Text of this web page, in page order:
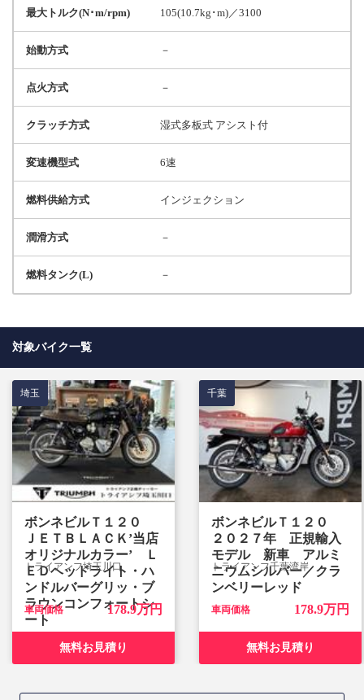
最大トルク(N･m/rpm) 105(10.7kg･m)／3100
始動方式 －
点火方式 －
クラッチ方式 湿式多板式 アシスト付
変速機型式 6速
燃料供給方式 インジェクション
潤滑方式 －
燃料タンク(L) －
対象バイク一覧
ボンネビルＴ１２０
ＪＥＴＢＬＡＣＫ’当店
オリジナルカラー’ Ｌ
ＥＤヘッドライト・ハ
ンドルバーグリッ・ブ
ラウンコンフォートシ
ート
トライアンフ埼玉川口
埼玉
車両価格 178.9万円
無料お見積り
ボンネビルＴ１２０
２０２７年 正規輸入
モデル 新車 アルミ
ニウムシルバー／クラ
ンベリーレッド
トライアンフ千葉湾岸
千葉
車両価格 178.9万円
無料お見積り